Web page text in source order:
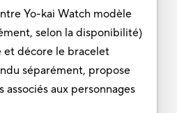
Yo-kai Watch modèle
selon la disponibilité)
et décore le bracelet
séparément, propose
associés aux personnages